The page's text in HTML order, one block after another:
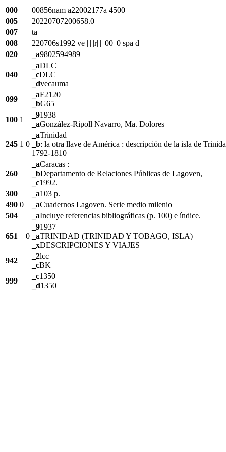
000
00856nam a22002177a 4500
005
20220707200658.0
007
ta
008
220706s1992 ve |||||r|||| 00| 0 spa d
020
_a9802594989
040
_aDLC
_cDLC
_dvecauma
099
_aF2120
_bG65
100 1
_91938
_aGonzález-Ripoll Navarro, Ma. Dolores
245 1 0
_aTrinidad
_b: la otra llave de América : descripción de la isla de
1792-1810
260
_aCaracas :
_bDepartamento de Relaciones Públicas de Lagoven,
_c1992.
300
_a103 p.
490 0 _aCuadernos Lagoven. Serie medio milenio
504
_aIncluye referencias bibliográficas (p. 100) e índice.
651 0
_91937
_aTRINIDAD (TRINIDAD Y TOBAGO, ISLA)
_xDESCRIPCIONES Y VIAJES
942
_2lcc
_cBK
999
_c1350
_d1350